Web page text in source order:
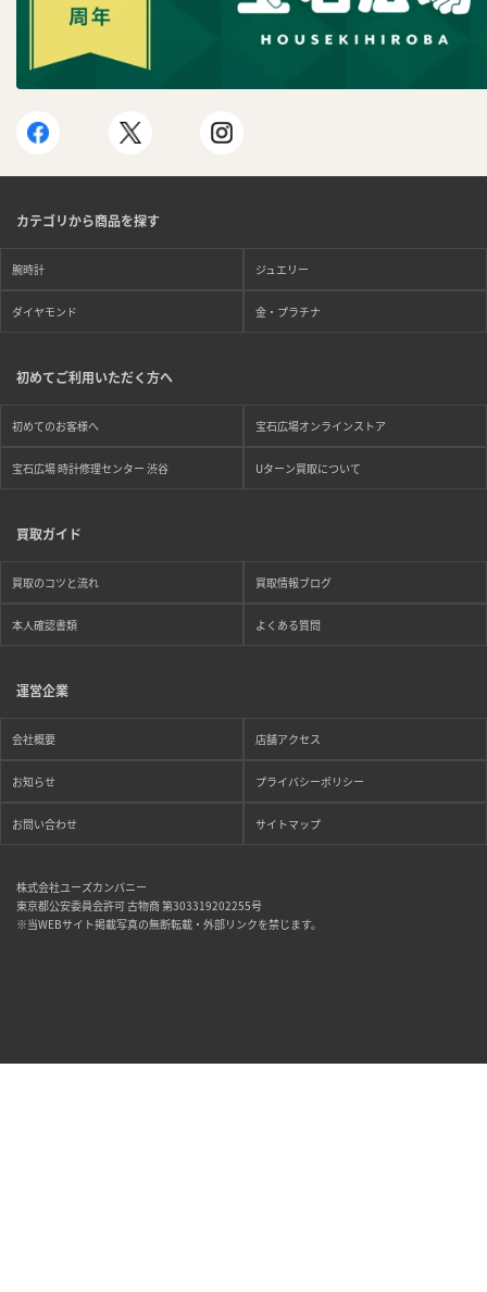
カテゴリから商品を探す
腕時計 ジュエリー
ダイヤモンド 金・プラチナ
初めてご利用いただく方へ
初めてのお客様へ 宝石広場オンラインストア
宝石広場 時計修理センター 渋谷 Uターン買取について
買取ガイド
買取のコツと流れ 買取情報ブログ
本人確認書類 よくある質問
運営企業
会社概要 店舗アクセス
お知らせ プライバシーポリシー
お問い合わせ サイトマップ
株式会社ユーズカンパニー
東京都公安委員会許可 古物商 第303319202255号
※当WEBサイト掲載写真の無断転載・外部リンクを禁じます。